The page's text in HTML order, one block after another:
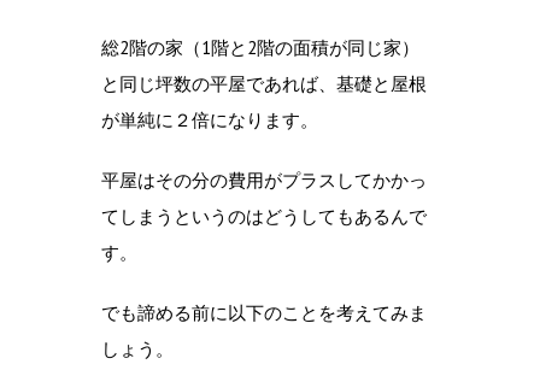
総2階の家（1階と2階の面積が同じ家）
と同じ坪数の平屋であれば、基礎と屋根
が単純に２倍になります。
平屋はその分の費用がプラスしてかかっ
てしまうというのはどうしてもあるんで
す。
でも諦める前に以下のことを考えてみま
しょう。